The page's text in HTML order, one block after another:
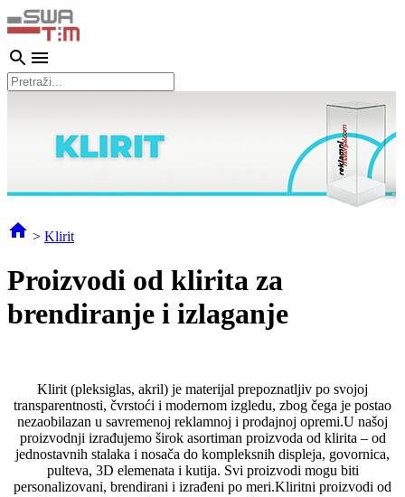
> Klirit
Proizvodi od klirita za
brendiranje i izlaganje
Klirit (pleksiglas, akril) je materijal prepoznatljiv po svojoj
transparentnosti, čvrstoći i modernom izgledu, zbog čega je postao
nezaobilazan u savremenoj reklamnoj i prodajnoj opremi.U našoj
proizvodnji izrađujemo širok asortiman proizvoda od klirita – od
jednostavnih stalaka i nosača do kompleksnih displeja, govornica,
pulteva, 3D elemenata i kutija. Svi proizvodi mogu biti
personalizovani, brendirani i izrađeni po meri.Kliritni proizvodi od